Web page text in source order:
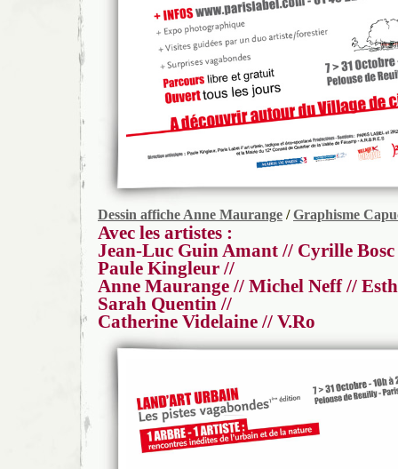
Dessin affiche Anne Maurange /Graphisme
Avec les artistes :
Jean-Luc Guin Amant // Cyrille
Paule Kingleur //
Anne Maurange // Michel Neff //
Sarah Quentin //
Catherine Videlaine // V.Ro